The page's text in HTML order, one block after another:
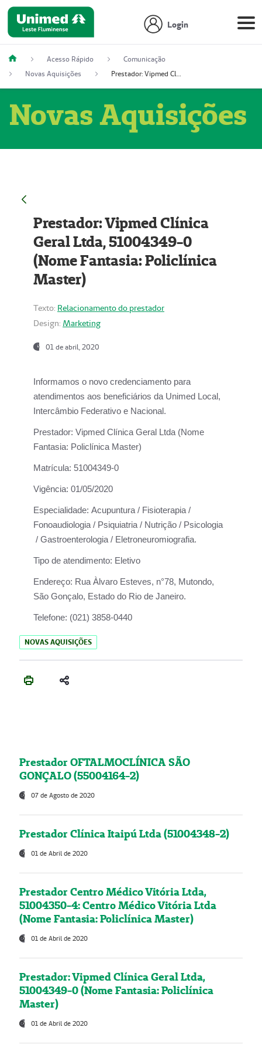
Login
Acesso Rápido
Comunicação
Novas Aquisições
Prestador: Vipmed Clínica Geral Ltda, 51004349-0 (Nome Fantasia: Policlínica Master)
Novas Aquisições
Prestador: Vipmed Clínica
Geral Ltda, 51004349-0
(Nome Fantasia: Policlínica
Master)
Texto: Relacionamento do prestador
Design: Marketing
01 de abril, 2020
Informamos o novo credenciamento para
atendimentos aos beneficiários da Unimed Local,
Intercâmbio Federativo e Nacional.
Prestador: Vipmed Clínica Geral Ltda (Nome
Fantasia: Policlínica Master)
Matrícula: 51004349-0
Vigência: 01/05/2020
Especialidade: Acupuntura / Fisioterapia /
Fonoaudiologia / Psiquiatria / Nutrição / Psicologia
/ Gastroenterologia / Eletroneuromiografia.
Tipo de atendimento: Eletivo
Endereço: Rua Àlvaro Esteves, n°78, Mutondo,
São Gonçalo, Estado do Rio de Janeiro.
Telefone: (021) 3858-0440
NOVAS AQUISIÇÕES
Prestador OFTALMOCLÍNICA SÃO
GONÇALO (55004164-2)
07 de Agosto de 2020
Prestador Clínica Itaipú Ltda (51004348-2)
01 de Abril de 2020
Prestador Centro Médico Vitória Ltda,
51004350-4: Centro Médico Vitória Ltda
(Nome Fantasia: Policlínica Master)
01 de Abril de 2020
Prestador: Vipmed Clínica Geral Ltda,
51004349-0 (Nome Fantasia: Policlínica
Master)
01 de Abril de 2020